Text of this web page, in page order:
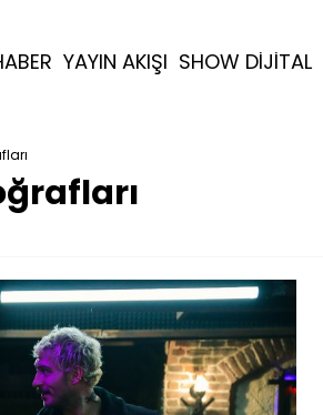
YAYIN AKIŞI SHOW DİJİTAL